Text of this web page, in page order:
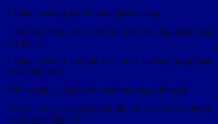
+ Luôn bán đúng giá với mức giá của hãng
+ Đội ngũ nhân viên tư vấn tận tình trên từng hành trình
bay giá rẻ
+ Phục vụ đặt vé tận tình 24/7 tất cả các ngày trong tuần
kể cả Chủ Nhất
+Hỗ trợ đặt vé và giữ chõ miễn phí 24 giờ đồng hồ
+ Giao vé máy bay miễn phí tận nhà tại khu vực đường
Hồ Bá Kiện quận 10